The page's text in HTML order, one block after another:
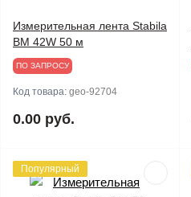
Измерительная лента Stabila
BM 42W 50 м
ПО ЗАПРОСУ
Код товара: geo-92704
0.00 руб.
Популярный